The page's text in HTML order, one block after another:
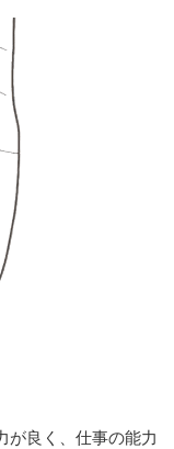
が良く、仕事の能力